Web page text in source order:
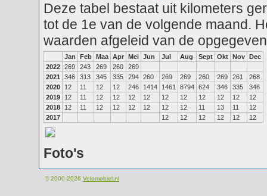
Deze tabel bestaat uit kilometers
tot de 1e van de volgende maand.
waarden afgeleid van de
Jan Feb Maa Apr Mei Jun Jul Aug Sept Okt Nov Dec
2022 269 243 269 260
269
2021
346 313 345 335 294 260 269 269 260 269 261
268
2020
12 11 12 12 246 1414 1461 8794 624 346 335
346
2019
12 11 12 12 12 12 12 12 12 12 12
12
2018
12 11 12 12 12 12 12 12 11 13 11
12
2017
12 12 12 12 12 12
Foto's
© 2000-2026 Velomobiel.nl